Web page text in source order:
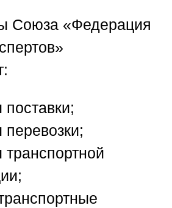
Союза «Федерация
перевозки;
транспортной